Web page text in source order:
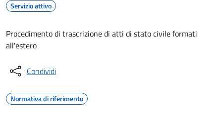
Servizio attivo
Procedimento di trascrizione di atti di stato civile formati
all'estero
Condividi
Normativa di riferimento